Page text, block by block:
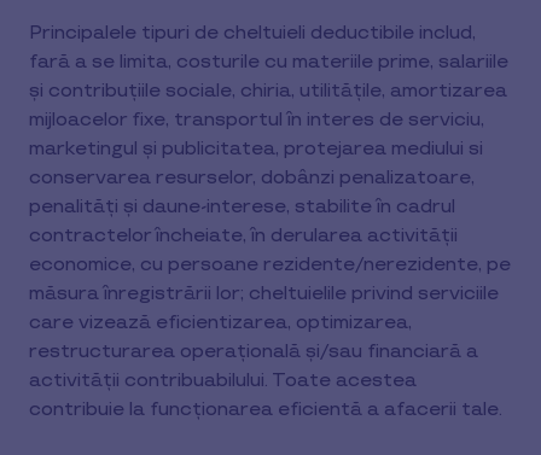
Principalele tipuri de cheltuieli deductibile includ,
fară a se limita, costurile cu materiile prime, salariile
și contribuțiile sociale, chiria, utilitățile, amortizarea
mijloacelor fixe, transportul în interes de serviciu,
marketingul și publicitatea, protejarea mediului si
conservarea resurselor, dobânzi penalizatoare,
penalități și daune-interese, stabilite în cadrul
contractelor încheiate, în derularea activității
economice, cu persoane rezidente/nerezidente, pe
măsura înregistrării lor; cheltuielile privind serviciile
care vizează eficientizarea, optimizarea,
restructurarea operațională și/sau financiară a
activității contribuabilului. Toate acestea
contribuie la funcționarea eficientă a afacerii tale.